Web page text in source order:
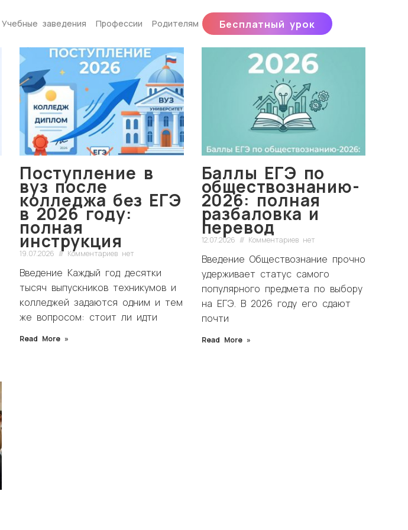
Учебные заведения Профессии Родителям Бесплатный урок
Поступление в
вуз после
колледжа без ЕГЭ
в 2026 году:
полная
инструкция
19.07.2026 Комментариев нет
Введение Каждый год десятки
тысяч выпускников техникумов и
колледжей задаются одним и тем
же вопросом: стоит ли идти
Read More »
Баллы ЕГЭ по
обществознанию-
2026: полная
разбаловка и
перевод
12.07.2026 Комментариев нет
Введение Обществознание прочно
удерживает статус самого
популярного предмета по выбору
на ЕГЭ. В 2026 году его сдают
почти
Read More »